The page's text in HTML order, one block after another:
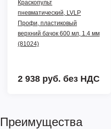
Краскопульт
пневматический, LVLP
Профи, пластиковый
верхний бачок 600 мл, 1.4 мм
(81024)
2 938 руб. без НДС
Преимущества